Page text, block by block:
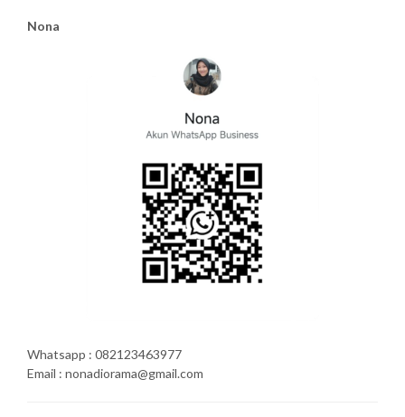
Nona
Whatsapp : 082123463977
Email : nonadiorama@gmail.com